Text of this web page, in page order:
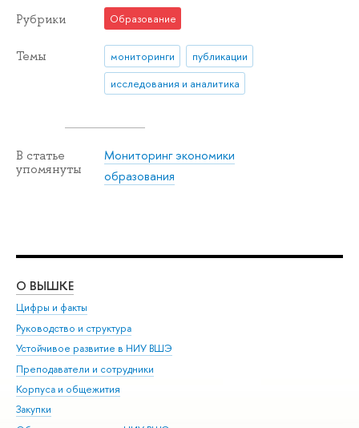
Рубрики Образование
Темы мониторинги
публикации
исследования и аналитика
В статье
упомянуты
Мониторинг экономики
образования
О ВЫШКЕ
Цифры и факты
Руководство и структура
Устойчивое развитие в НИУ ВШЭ
Преподаватели и сотрудники
Корпуса и общежития
Закупки